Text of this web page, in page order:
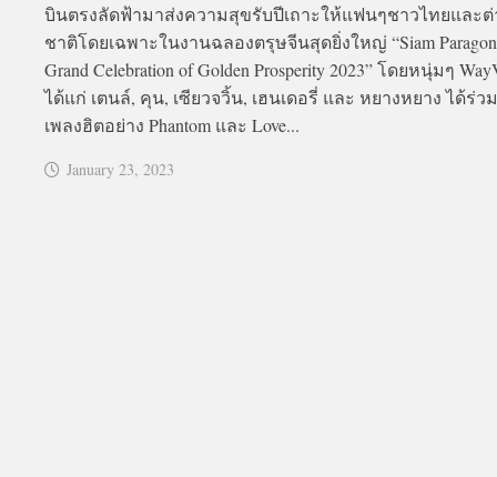
บินตรงลัดฟ้ามาส่งความสุขรับปีเถาะให้แฟนๆชาวไทยและต่
ชาติโดยเฉพาะในงานฉลองตรุษจีนสุดยิ่งใหญ่ “Siam
Grand Celebration of Golden Prosperity 2023” โดยหนุ่มๆ
ได้แก่ เตนล์, คุน, เซียวจวิ้น, เฮนเดอรี่ และ หยางหยาง ได้ร่ว
เพลงฮิตอย่าง Phantom และ Love...
January 23, 2023